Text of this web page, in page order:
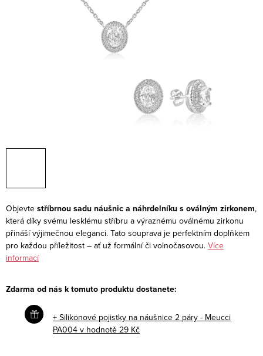
Objevte stříbrnou sadu náušnic a náhrdelníku s oválným zirkonem,
která díky svému lesklému stříbru a výraznému oválnému zirkonu
přináší výjimečnou eleganci. Tato souprava je perfektním doplňkem
pro každou příležitost – ať už formální či volnočasovou. Více
informací
Zdarma od nás k tomuto produktu dostanete:
+ Silikonové pojistky na náušnice 2 páry - Meucci
PA004 v hodnotě 29 Kč